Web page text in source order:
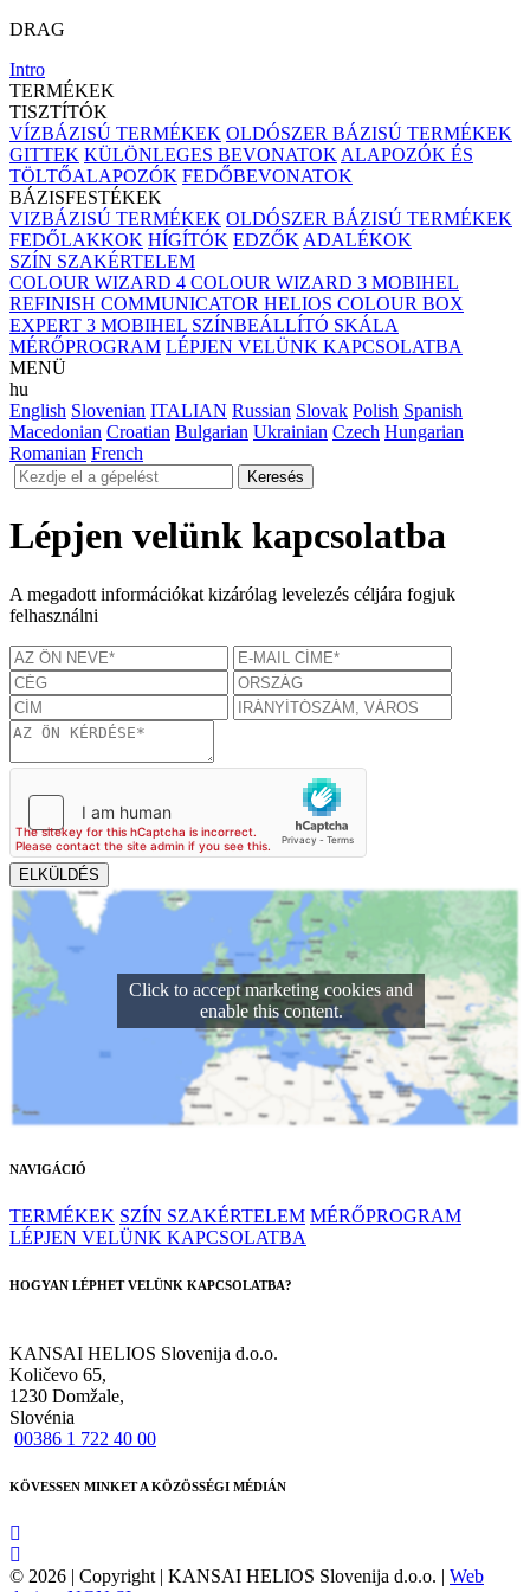
DRAG
Intro
TERMÉKEK
TISZTÍTÓK
VÍZBÁZISÚ TERMÉKEK OLDÓSZER BÁZISÚ TERMÉKEK
GITTEK KÜLÖNLEGES BEVONATOK ALAPOZÓK ÉS
TÖLTŐALAPOZÓK FEDŐBEVONATOK
BÁZISFESTÉKEK
VIZBÁZISÚ TERMÉKEK OLDÓSZER BÁZISÚ TERMÉKEK
FEDŐLAKKOK HÍGÍTÓK EDZŐK ADALÉKOK
SZÍN SZAKÉRTELEM
COLOUR WIZARD 4 COLOUR WIZARD 3 MOBIHEL
REFINISH COMMUNICATOR HELIOS COLOUR BOX
EXPERT 3 MOBIHEL SZÍNBEÁLLÍTÓ SKÁLA
MÉRŐPROGRAM LÉPJEN VELÜNK KAPCSOLATBA
MENÜ
hu
English Slovenian ITALIAN Russian Slovak Polish Spanish
Macedonian Croatian Bulgarian Ukrainian Czech Hungarian
Romanian French
Lépjen velünk kapcsolatba
A megadott információkat kizárólag levelezés céljára fogjuk
felhasználni
Click to accept marketing cookies and
enable this content.
NAVIGÁCIÓ
TERMÉKEK SZÍN SZAKÉRTELEM MÉRŐPROGRAM
LÉPJEN VELÜNK KAPCSOLATBA
HOGYAN LÉPHET VELÜNK KAPCSOLATBA?
KANSAI HELIOS Slovenija d.o.o.
Količevo 65,
1230 Domžale,
Slovénia
00386 1 722 40 00
KÖVESSEN MINKET A KÖZÖSSÉGI MÉDIÁN
© 2026 | Copyright | KANSAI HELIOS Slovenija d.o.o. | Web